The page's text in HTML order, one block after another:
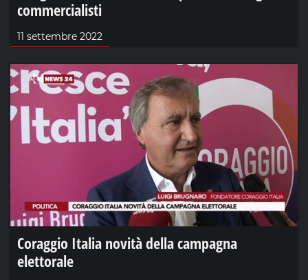
commercialisti
11 settembre 2022
Coraggio Italia novità della campagna
elettorale